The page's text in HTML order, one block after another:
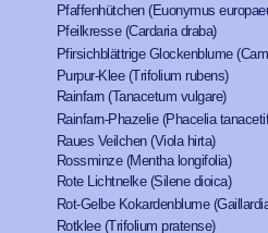
Pfaffenhütchen (Euonymus
Pfeilkresse (Cardaria draba)
Pfirsichblättrige Glockenblume
Purpur-Klee (Trifolium rubens)
Rainfarn (Tanacetum vulgare)
Rainfarn-Phazelie (Phacelia
Raues Veilchen (Viola hirta)
Rossminze (Mentha longifolia)
Rote Lichtnelke (Silene dioica)
Rot-Gelbe Kokardenblume
Rotklee (Trifolium pratense)